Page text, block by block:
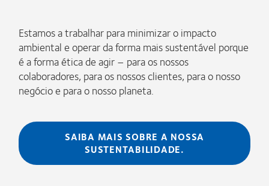
Estamos a trabalhar para minimizar o impacto
ambiental e operar da forma mais sustentável porque
é a forma ética de agir – para os nossos
colaboradores, para os nossos clientes, para o nosso
negócio e para o nosso planeta.
SAIBA MAIS SOBRE A NOSSA
SUSTENTABILIDADE.